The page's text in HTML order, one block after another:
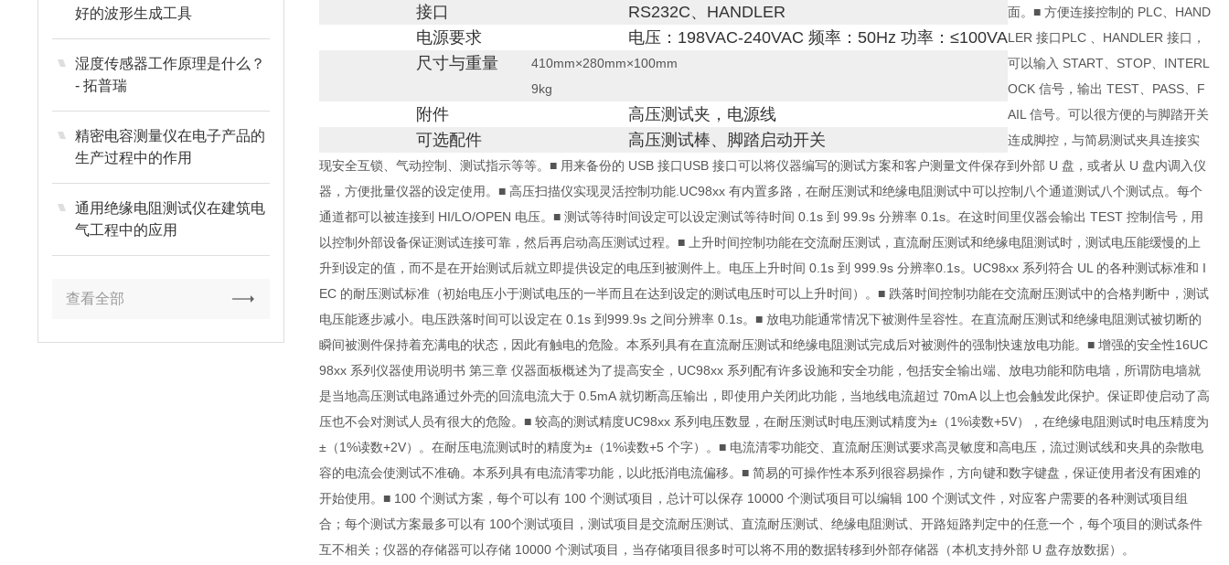
好的波形生成工具
湿度传感器工作原理是什么？
- 拓普瑞
精密电容测量仪在电子产品的
生产过程中的作用
通用绝缘电阻测试仪在建筑电
气工程中的应用
查看全部
接口
RS232C、HANDLER
电源要求
电压：198VAC-240VAC 频率：50Hz 功率：≤100VA
尺寸与重量
410mm×280mm×100mm
9kg
附件
高压测试夹，电源线
可选配件
高压测试棒、脚踏启动开关
面。■ 方便连接控制的 PLC、HAND
LER 接口PLC 、HANDLER 接口，
可以输入 START、STOP、INTERL
OCK 信号，输出 TEST、PASS、F
AIL 信号。可以很方便的与脚踏开关
连成脚控，与简易测试夹具连接实
现安全互锁、气动控制、测试指示等等。■ 用来备份的 USB 接口USB 接口可以将仪器编写的测试方案和客户测量文件保存到外部 U 盘，或者从 U 盘内调入仪
器，方便批量仪器的设定使用。■ 高压扫描仪实现灵活控制功能.UC98xx 有内置多路，在耐压测试和绝缘电阻测试中可以控制八个通道测试八个测试点。每个
通道都可以被连接到 HI/LO/OPEN 电压。■ 测试等待时间设定可以设定测试等待时间 0.1s 到 99.9s 分辨率 0.1s。在这时间里仪器会输出 TEST 控制信号，用
以控制外部设备保证测试连接可靠，然后再启动高压测试过程。■ 上升时间控制功能在交流耐压测试，直流耐压测试和绝缘电阻测试时，测试电压能缓慢的上
升到设定的值，而不是在开始测试后就立即提供设定的电压到被测件上。电压上升时间 0.1s 到 999.9s 分辨率0.1s。UC98xx 系列符合 UL 的各种测试标准和 I
EC 的耐压测试标准（初始电压小于测试电压的一半而且在达到设定的测试电压时可以上升时间）。■ 跌落时间控制功能在交流耐压测试中的合格判断中，测试
电压能逐步减小。电压跌落时间可以设定在 0.1s 到999.9s 之间分辨率 0.1s。■ 放电功能通常情况下被测件呈容性。在直流耐压测试和绝缘电阻测试被切断的
瞬间被测件保持着充满电的状态，因此有触电的危险。本系列具有在直流耐压测试和绝缘电阻测试完成后对被测件的强制快速放电功能。■ 增强的安全性16UC
98xx 系列仪器使用说明书 第三章 仪器面板概述为了提高安全，UC98xx 系列配有许多设施和安全功能，包括安全输出端、放电功能和防电墙，所谓防电墙就
是当地高压测试电路通过外壳的回流电流大于 0.5mA 就切断高压输出，即使用户关闭此功能，当地线电流超过 70mA 以上也会触发此保护。保证即使启动了高
压也不会对测试人员有很大的危险。■ 较高的测试精度UC98xx 系列电压数显，在耐压测试时电压测试精度为±（1%读数+5V），在绝缘电阻测试时电压精度为
±（1%读数+2V）。在耐压电流测试时的精度为±（1%读数+5 个字）。■ 电流清零功能交、直流耐压测试要求高灵敏度和高电压，流过测试线和夹具的杂散电
容的电流会使测试不准确。本系列具有电流清零功能，以此抵消电流偏移。■ 简易的可操作性本系列很容易操作，方向键和数字键盘，保证使用者没有困难的
开始使用。■ 100 个测试方案，每个可以有 100 个测试项目，总计可以保存 10000 个测试项目可以编辑 100 个测试文件，对应客户需要的各种测试项目组
合；每个测试方案最多可以有 100个测试项目，测试项目是交流耐压测试、直流耐压测试、绝缘电阻测试、开路短路判定中的任意一个，每个项目的测试条件
互不相关；仪器的存储器可以存储 10000 个测试项目，当存储项目很多时可以将不用的数据转移到外部存储器（本机支持外部 U 盘存放数据）。